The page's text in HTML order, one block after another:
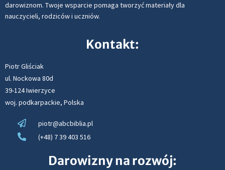
darowiznom. Twoje wsparcie pomaga tworzyć materiały dla
nauczycieli, rodziców i uczniów.
Kontakt:
Piotr Gliściak
ul. Nockowa 80d
39-124 Iwierzyce
woj. podkarpackie, Polska
piotr@abcbiblia.pl
(+48) 7 39 403 516
Darowizny na rozwój: